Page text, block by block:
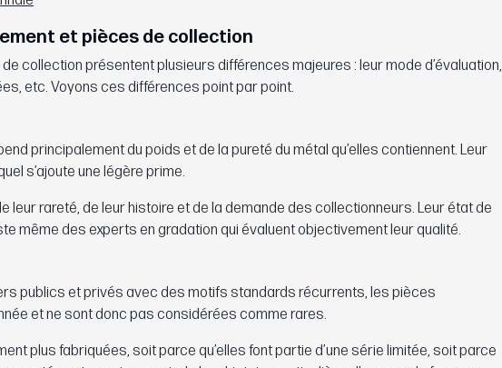
et pièces de collection
collection présentent plusieurs différences majeures : leur mode d’évaluation,
etc. Voyons ces différences point par point.
principalement du poids et de la pureté du métal qu’elles contiennent. Leur
s’ajoute une légère prime.
leur rareté, de leur histoire et de la demande des collectionneurs. Leur état de
même des experts en gradation qui évaluent objectivement leur qualité.
publics et privés avec des motifs standards récurrents, les pièces
et ne sont donc pas considérées comme rares.
plus fabriquées, soit parce qu’elles font partie d’une série limitée, soit parce